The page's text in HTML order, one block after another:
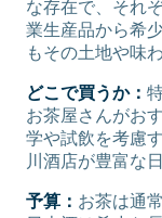
な存在で、それ
業生産品から希
もその土地や味
どこで買うか：
お茶屋さんがお
学や試飲を考慮
川酒店が豊富な
予算： お茶は通